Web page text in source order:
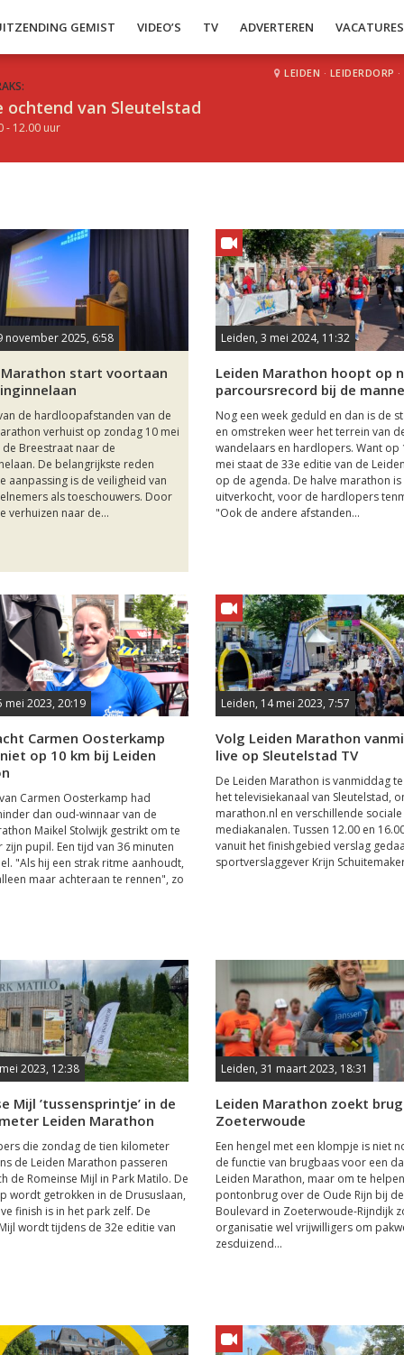
GEMIST VIDEO’S TV ADVERTEREN VACATURES
ochtend van Sleutelstad
- 12.00 uur
LEIDEN · LEIDERDORP ·
november 2025, 6:58
Marathon start voortaan
de hardloopafstanden van de
verhuist op zondag 10 mei
de Breestraat naar de
De belangrijkste reden
aanpassing is de veiligheid van
als toeschouwers. Door
verhuizen naar de...
Leiden, 3 mei 2024, 11:32
Leiden Marathon hoopt op
parcoursrecord bij de
Nog een week geduld en dan is de
en omstreken weer het terrein van
wandelaars en hardlopers. Want op
mei staat de 33e editie van de
op de agenda. De halve marathon is
uitverkocht, voor de hardlopers
"Ook de andere afstanden...
mei 2023, 20:19
Carmen Oosterkamp
op 10 km bij Leiden
Carmen Oosterkamp had
dan oud-winnaar van de
Maikel Stolwijk gestrikt om te
zijn pupil. Een tijd van 36 minuten
"Als hij een strak ritme aanhoudt,
maar achteraan te rennen", zo
Leiden, 14 mei 2023, 7:57
Volg Leiden Marathon
live op Sleutelstad TV
De Leiden Marathon is vanmiddag
het televisiekanaal van Sleutelstad,
marathon.nl en verschillende sociale
mediakanalen. Tussen 12.00 en
vanuit het finishgebied verslag
sportverslaggever Krijn
2023, 12:38
Mijl ’tussensprintje’ in de
Leiden Marathon
die zondag de tien kilometer
de Leiden Marathon passeren
de Romeinse Mijl in Park Matilo. De
wordt getrokken in de Drususlaan,
finish is in het park zelf. De
wordt tijdens de 32e editie van
Leiden, 31 maart 2023, 18:31
Leiden Marathon zoekt
Zoeterwoude
Een hengel met een klompje is niet
de functie van brugbaas voor een
Leiden Marathon, maar om te
pontonbrug over de Oude Rijn bij
Boulevard in Zoeterwoude-Rijndijk
organisatie wel vrijwilligers om
zesduizend...